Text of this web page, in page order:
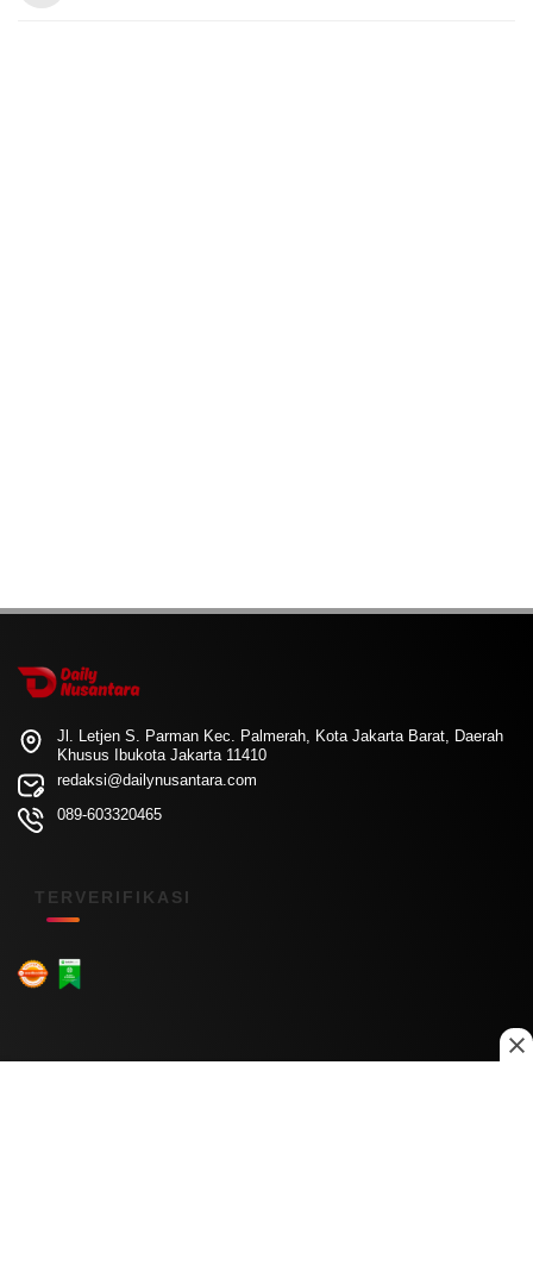
Jl. Letjen S. Parman Kec. Palmerah, Kota Jakarta Barat, Daerah
Khusus Ibukota Jakarta 11410
redaksi@dailynusantara.com
089-603320465
TERVERIFIKASI